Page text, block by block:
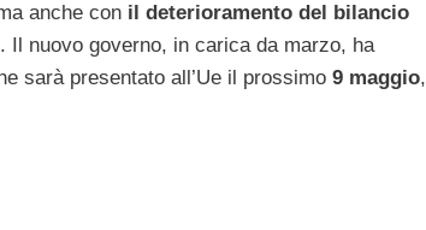
anche con il deterioramento del bilancio
. Il nuovo governo, in carica da marzo, ha
sarà presentato all’Ue il prossimo 9 maggio,